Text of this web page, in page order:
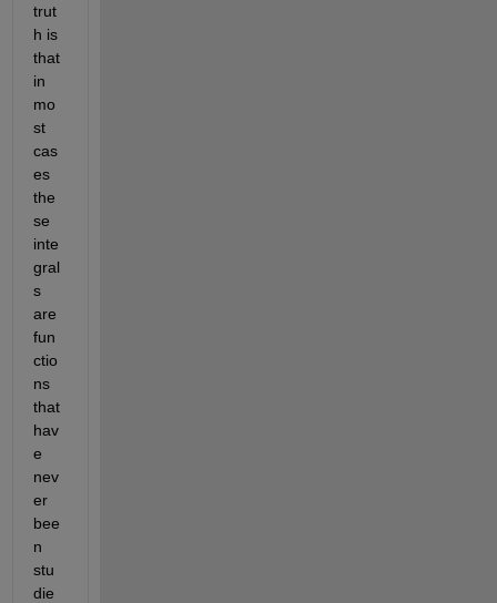
trut
h is
that
in
mo
st
cas
es
the
se
inte
gral
s
are
fun
ctio
ns
that
hav
e
nev
er
bee
n
stu
die